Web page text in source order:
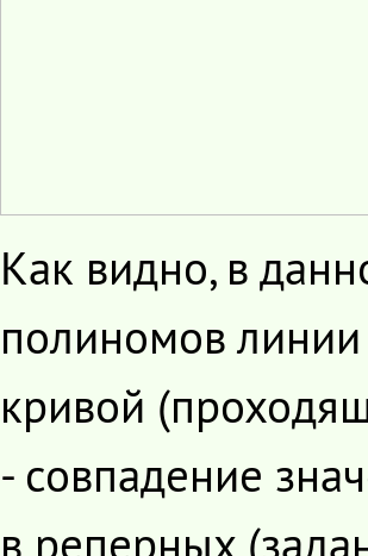
Как видно, в
полиномов
кривой
- совпадение
в реперных